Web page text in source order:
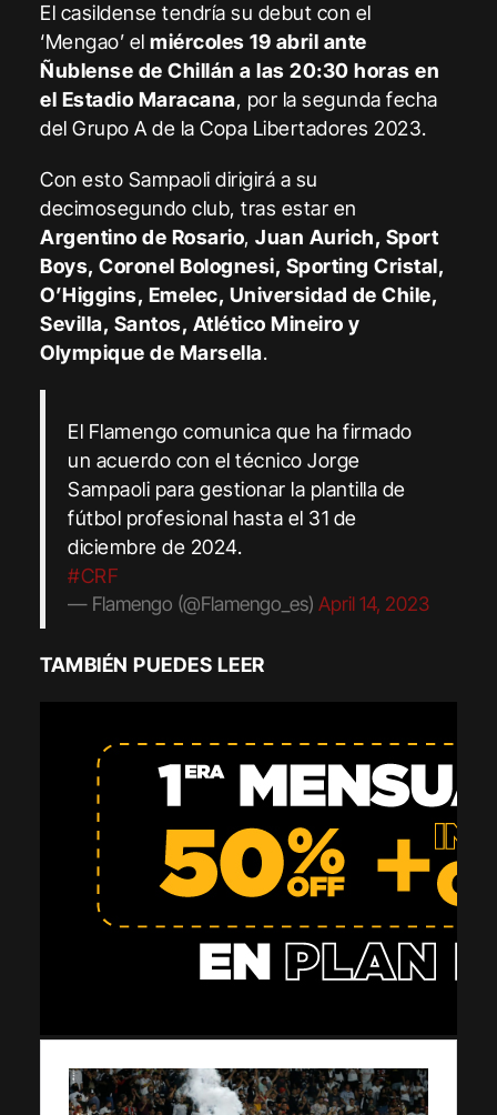
El casildense tendría su debut con el
‘Mengao’ elmiércoles 19 abril ante
Ñublense de Chillán a las 20:30 horas en
el Estadio Maracana, por la segunda fecha
del Grupo A de la Copa Libertadores 2023.
Con esto Sampaoli dirigirá a su
decimosegundo club, tras estar en
Argentino de Rosario,Juan Aurich, Sport
Boys, Coronel Bolognesi, Sporting Cristal,
O’Higgins, Emelec, Universidad de Chile,
Sevilla, Santos, Atlético Mineiro y
Olympique de Marsella.
El Flamengo comunica que ha firmado
un acuerdo con el técnico Jorge
Sampaoli para gestionar la plantilla de
fútbol profesional hasta el 31 de
diciembre de 2024.
#CRF
— Flamengo (@Flamengo_es)April 14, 2023
TAMBIÉN PUEDES LEER